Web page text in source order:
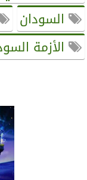
السودان
الأزمة